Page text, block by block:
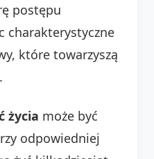
postępu
charakterystyczne
które towarzyszą
życia może być
odpowiedniej